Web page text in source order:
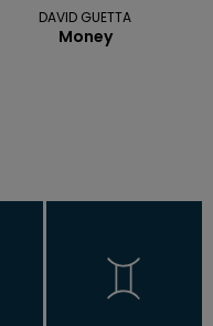
DAVID GUETTA
Money